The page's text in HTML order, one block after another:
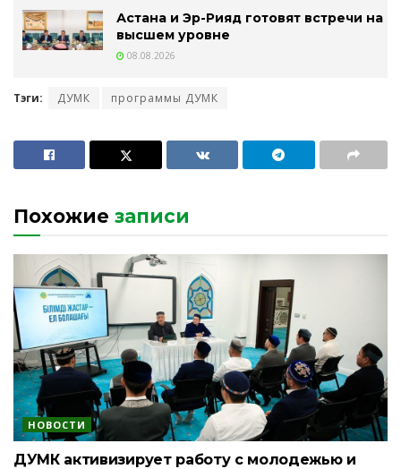
Астана и Эр-Рияд готовят встречи на
высшем уровне
08.08.2026
Тэги: ДУМК программы ДУМК
Похожие записи
НОВОСТИ
ДУМК активизирует работу с молодежью и